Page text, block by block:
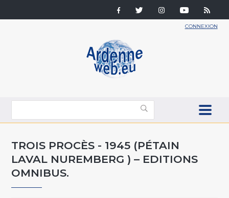
CONNEXION
TROIS PROCÈS - 1945 (PÉTAIN
LAVAL NUREMBERG ) – EDITIONS
OMNIBUS.